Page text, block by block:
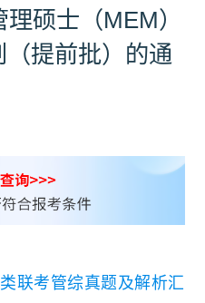
理硕士（MEM）
提前批）的通
类联考管综真题及解析汇